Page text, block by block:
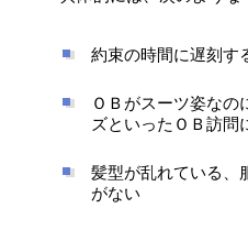
約束の時間に遅刻す
ＯＢがスーツ姿なの
ズといったＯＢ訪問
髪型が乱れている、
がない